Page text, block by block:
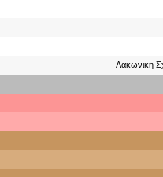
Λακωνικη